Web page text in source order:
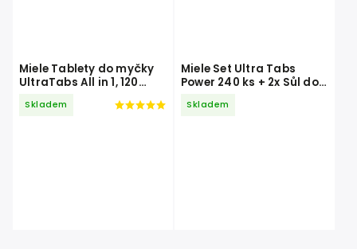
Miele Tablety do myčky
UltraTabs All in 1, 120
Skladem
Miele Set Ultra Tabs
Power 240 ks + 2x Sůl do
500 ml
Skladem